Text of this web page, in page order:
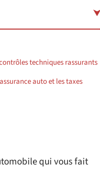
techniques rassurants
auto et les taxes
qui vous fait